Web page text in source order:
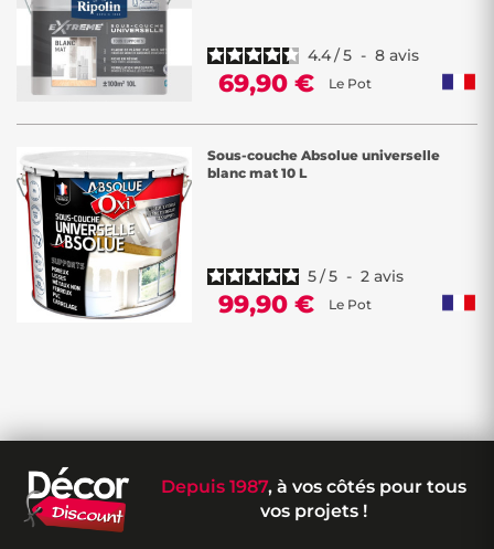
4.4/5 - 8 avis
69,90 € Le Pot
Sous-couche Absolue universelle
blanc mat 10 L
5/5 - 2 avis
99,90 € Le Pot
Depuis 1987, à vos côtés pour tous
vos projets !